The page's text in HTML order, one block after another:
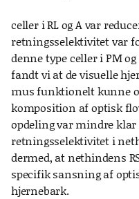
celler i RL og A var
retningsselektivitet var
denne type celler i PM
fandt vi at de visuelle
mus funktionelt kunne
komposition af optisk
opdeling var mindre
retningsselektivitet i
dermed, at nethindens
specifik sansning af
hjernebark.